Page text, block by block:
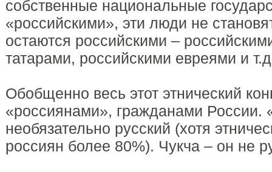
собственные национальные
«российскими», эти люди не
остаются российскими –
татарами, российскими евреями и
Обобщенно весь этот этнический
«россиянами», гражданами России.
необязательно русский (хотя
россиян более 80%). Чукча – он не